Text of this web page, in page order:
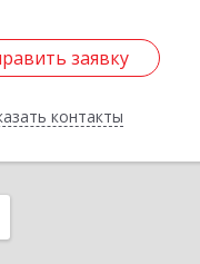
заявку
контакты
заявку
Назад